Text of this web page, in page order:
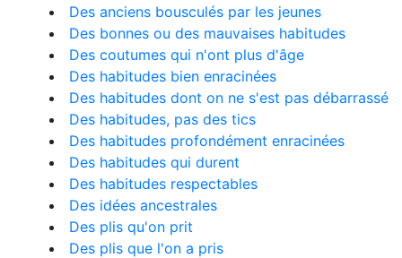
Des anciens bousculés par les jeunes
Des bonnes ou des mauvaises habitudes
Des coutumes qui n'ont plus d'âge
Des habitudes bien enracinées
Des habitudes dont on ne s'est pas débarrassé
Des habitudes, pas des tics
Des habitudes profondément enracinées
Des habitudes qui durent
Des habitudes respectables
Des idées ancestrales
Des plis qu'on prit
Des plis que l'on a pris